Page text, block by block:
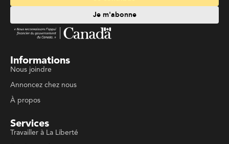
Je m'abonne
Informations
Nous joindre
Annoncez chez nous
À propos
Services
Travailler à La Liberté